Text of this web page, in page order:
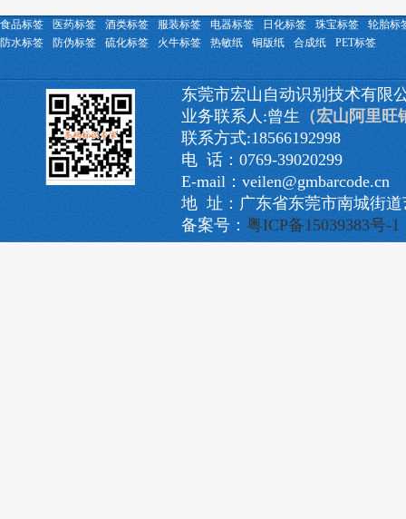
食品标签 医药标签 酒类标签 服装标签 电器标签 日化标签 珠宝标签
轮胎标
防水标签
防伪标签 硫化标签 火牛标签 热敏纸 铜版纸 合成纸 PET标签
东莞市宏山自动识别技术有限
业务联系人:曾生 （宏山阿里旺
联系方式:18566192998
电 话：0769-39020299
E-mail：veilen@gmbarcode.cn
地 址：广东省东莞市南城街
备案号： 粤ICP备15039383号-1